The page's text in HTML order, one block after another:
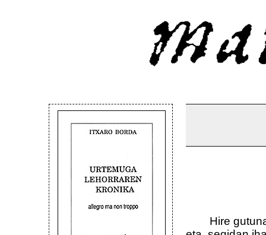
Hire gutuna,